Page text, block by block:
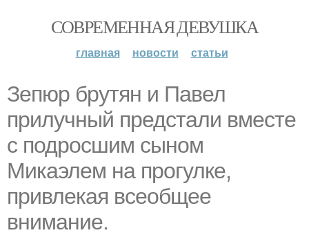
СОВРЕМЕННАЯ ДЕВУШКА
главная новости статьи
Зепюр брутян и Павел
прилучный предстали вместе
с подросшим сыном
Микаэлем на прогулке,
привлекая всеобщее
внимание.